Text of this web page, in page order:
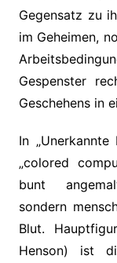
Gegensatz zu
im Geheimen,
Gespenster
Geschehens in
In
„colored
bunt
sondern
Blut.
Henson) ist